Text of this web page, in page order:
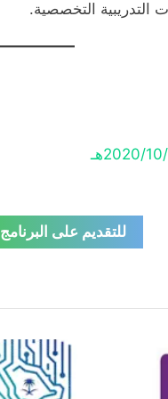
التدريبية التخصصية.
للتقديم على
,الحدود الشمالية,الخبر,
,ينبع
وتوظيف,شركة المياه